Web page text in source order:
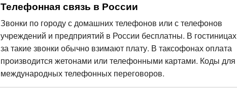
Телефонная связь в России
Звонки по городу с домашних телефонов или с телефонов
учреждений и предприятий в России бесплатны. В гостиницах
за такие звонки обычно взимают плату. В таксофонах оплата
производится жетонами или телефонными картами. Коды для
международных телефонных переговоров.